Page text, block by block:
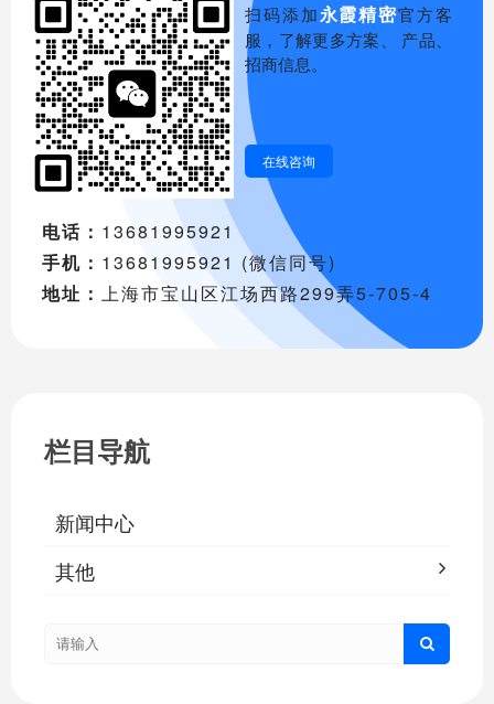
扫码添加永霞精密官方客
服，了解更多方案、 产品、
招商信息。
在线咨询
电话： 13681995921
手机： 13681995921 (微信同号)
地址： 上海市宝山区江场西路299弄5-705-4
栏目导航
新闻中心
其他